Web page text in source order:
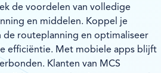
de voordelen van volledige
en middelen. Koppel je
de routeplanning en optimaliseer
efficiëntie. Met mobiele apps blijft
Klanten van MCS